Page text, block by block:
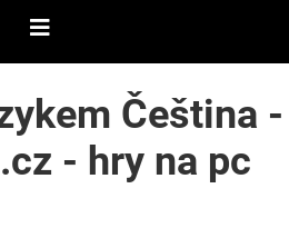
Čeština -
- hry na pc